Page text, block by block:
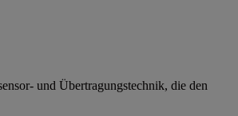
und Übertragungstechnik, die den